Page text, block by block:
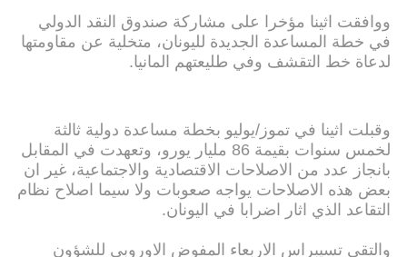
ووافقت اثينا مؤخرا على مشاركة صندوق النقد الدولي
في خطة المساعدة الجديدة لليونان، متخلية عن مقاومتها
لدعاة خط التقشف وفي طليعتهم المانيا.
وقبلت اثينا في تموز/يوليو بخطة مساعدة دولية ثالثة
لخمس سنوات بقيمة 86 مليار يورو، وتعهدت في المقابل
بانجاز عدد من الاصلاحات الاقتصادية والاجتماعية، غير ان
بعض هذه الاصلاحات يواجه صعوبات ولا سيما اصلاح نظام
التقاعد الذي اثار اضرابا في اليونان.
والتقى تسيبراس الاربعاء المفوض الاوروبي للشؤون